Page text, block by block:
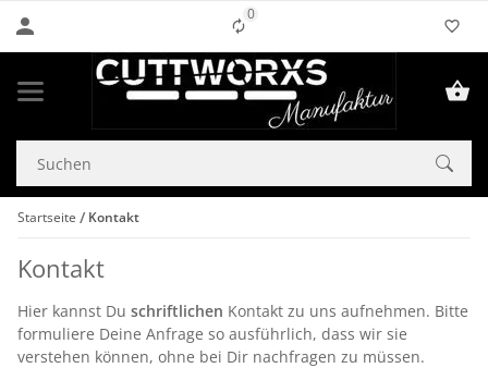
0Liste ist leer
Startseite Kontakt
Kontakt
Hier kannst Du schriftlichen Kontakt zu uns aufnehmen. Bitte
formuliere Deine Anfrage so ausführlich, dass wir sie
verstehen können, ohne bei Dir nachfragen zu müssen.